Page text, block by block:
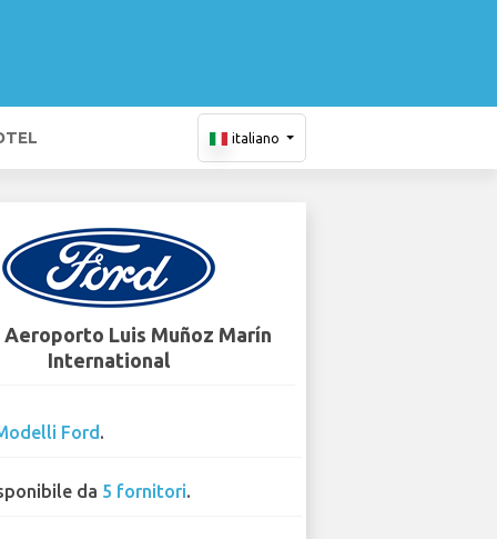
italiano
Aeroporto Luis Muñoz Marín
International
Ford.
da 5 fornitori.